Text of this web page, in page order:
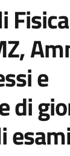
e
di